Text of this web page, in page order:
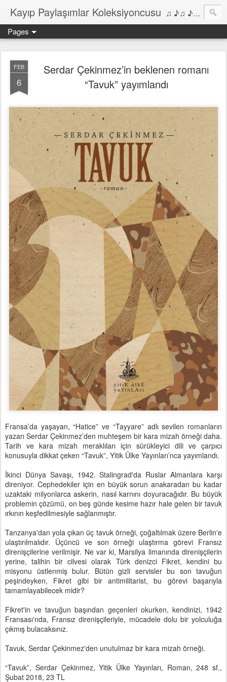
Kayıp Paylaşımlar Koleksiyoncusu ♫ ♪♫ ♪ ♫ ♪♫ ♪•♫♪ 2006'dan bu yana Film, Dizi, Müzik ve Kitaplar üzerine Yazılar Diyarı...
Pages
FEB
6
Serdar Çekinmez’in beklenen romanı
“Tavuk” yayımlandı
Fransa’da yaşayan, “Hatice” ve “Tayyare” adlı sevilen romanların
yazarı Serdar Çekinmez’den muhteşem bir kara mizah örneği daha.
Tarih ve kara mizah meraklıları için sürükleyici dili ve çarpıcı
konusuyla dikkat çeken “Tavuk”, Yitik Ülke Yayınları’nca yayımlandı.
İkinci Dünya Savaşı, 1942. Stalingrad'da Ruslar Almanlara karşı
direniyor. Cephedekiler için en büyük sorun anakaradan bu kadar
uzaktaki milyonlarca askerin, nasıl karnını doyuracağıdır. Bu büyük
problemin çözümü, on beş günde kesime hazır hale gelen bir tavuk
ırkının keşfedilmesiyle sağlanmıştır.
Tanzanya'dan yola çıkan üç tavuk örneği, çoğaltılmak üzere Berlin'e
ulaştırılmalıdır. Üçüncü ve son örneği ulaştırma görevi Fransız
direnişçilerine verilmişir. Ne var ki, Marsilya limanında direnişçilerin
yerine, talihin bir cilvesi olarak Türk denizci Fikret, kendini bu
misyonu üstlenmiş bulur. Bütün gizli servisler bu son tavuğun
peşindeyken, Fikret gibi bir antimilitarist, bu görevi başarıyla
tamamlayabilecek midir?
Fikret'in ve tavuğun başından geçenleri okurken, kendinizi, 1942
Fransası'nda, Fransız direnişçileriyle, mücadele dolu bir yolculuğa
çıkmış bulacaksınız.
Tavuk, Serdar Çekinmez'den unutulmaz bir kara mizah örneği.
“Tavuk”, Serdar Çekinmez, Yitik Ülke Yayınları, Roman, 248 sf.,
Şubat 2018, 23 TL